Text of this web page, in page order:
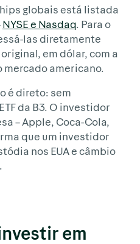
globais está listada
NYSE e Nasdaq. Para o
las diretamente
em dólar, com a
mercado americano.
é direto: sem
da B3. O investidor
– Apple, Coca-Cola,
que um investidor
nos EUA e câmbio
em